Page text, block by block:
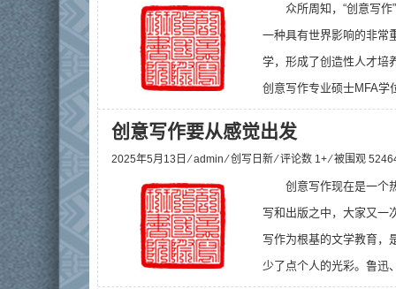
众所周知，“创意写
一种具有世界影响的非常
学，形成了创造性人才培
创意写作专业硕士MFA学
创意写作要从感觉出发
2025年5月13日 ⁄admin⁄创写日新⁄ 评论数 1+ ⁄ 被围观
创意写作现在是一个
写和出版之中，大家又一
写作为根基的文学教育，
少了点个人的光彩。鲁迅